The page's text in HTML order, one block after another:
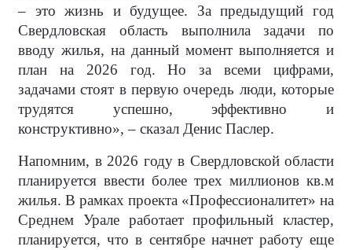
– это жизнь и будущее. За предыдущий год
Свердловская область выполнила задачи по
вводу жилья, на данный момент выполняется и
план на 2026 год. Но за всеми цифрами,
задачами стоят в первую очередь люди, которые
трудятся успешно, эффективно и
конструктивно», – сказал Денис Паслер.
Напомним, в 2026 году в Свердловской области
планируется ввести более трех миллионов кв.м
жилья. В рамках проекта «Профессионалитет» на
Среднем Урале работает профильный кластер,
планируется, что в сентябре начнет работу еще